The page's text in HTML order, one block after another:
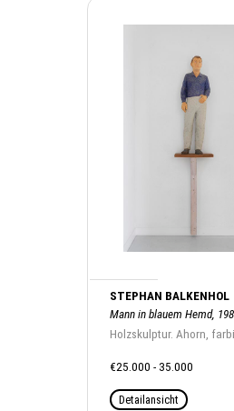
STEPHAN BALKENHOL
Mann in blauem Hemd,
Holzskulptur. Ahorn,
€25.000 - 35.000
Detailansicht